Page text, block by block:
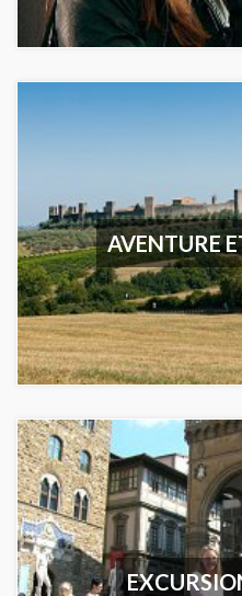
AVENTURE